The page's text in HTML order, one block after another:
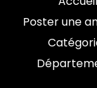
Poster une